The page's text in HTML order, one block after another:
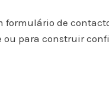
formulário de
para construir